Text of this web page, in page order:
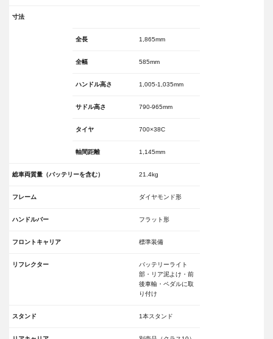
寸法
全長 1,865mm
全幅 585mm
ハンドル高さ 1,005-1,035mm
サドル高さ 790-965mm
タイヤ 700×38C
軸間距離 1,145mm
総車両質量（バッテリーを含む） 21.4kg
フレーム ダイヤモンド形
ハンドルバー フラット形
フロントキャリア 標準装備
リフレクター
バッテリーライト
部・リア泥よけ・前
後車輸・ペダルに取
り付け
スタンド 1本スタンド